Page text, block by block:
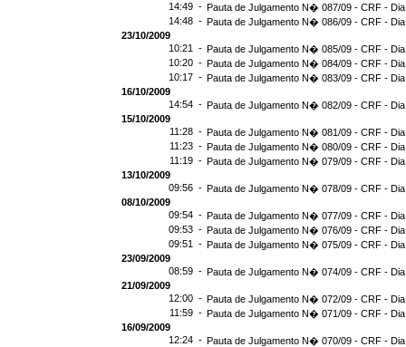
14:49 - Pauta de Julgamento N� 087/09 - CRF - Dia
14:48 - Pauta de Julgamento N� 086/09 - CRF - Dia
23/10/2009
10:21 - Pauta de Julgamento N� 085/09 - CRF -
10:20 - Pauta de Julgamento N� 084/09 - CRF -
10:17 - Pauta de Julgamento N� 083/09 - CRF -
16/10/2009
14:54 - Pauta de Julgamento N� 082/09 - CRF -
15/10/2009
11:28 - Pauta de Julgamento N� 081/09 - CRF -
11:23 - Pauta de Julgamento N� 080/09 - CRF -
11:19 - Pauta de Julgamento N� 079/09 - CRF -
13/10/2009
09:56 - Pauta de Julgamento N� 078/09 - CRF -
08/10/2009
09:54 - Pauta de Julgamento N� 077/09 - CRF -
09:53 - Pauta de Julgamento N� 076/09 - CRF -
09:51 - Pauta de Julgamento N� 075/09 - CRF -
23/09/2009
08:59 - Pauta de Julgamento N� 074/09 - CRF -
21/09/2009
12:00 - Pauta de Julgamento N� 072/09 - CRF -
11:59 - Pauta de Julgamento N� 071/09 - CRF -
16/09/2009
12:24 - Pauta de Julgamento N� 070/09 - CRF -